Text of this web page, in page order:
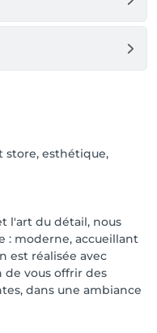
store, esthétique,
l'art du détail, nous
: moderne, accueillant
est réalisée avec
de vous offrir des
dans une ambiance